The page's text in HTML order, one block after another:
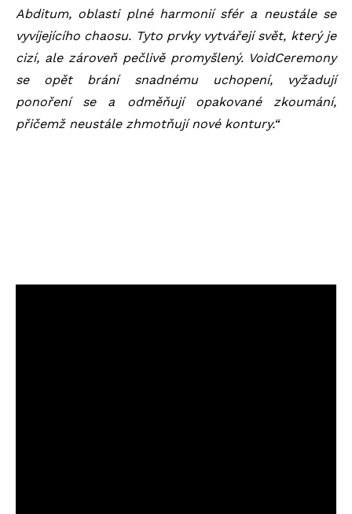
Abditum, oblasti plné harmonií sfér a neustále se
vyvíjejícího chaosu. Tyto prvky vytvářejí svět, který je
cizí, ale zároveň pečlivě promyšlený. VoidCeremony
se opět brání snadnému uchopení, vyžadují
ponoření se a odměňují opakované zkoumání,
přičemž neustále zhmotňují nové kontury.“